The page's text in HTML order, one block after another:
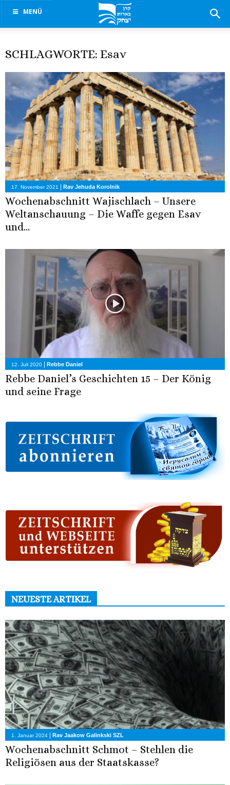
MENÜ
SCHLAGWORTE: Esav
17. November 2021 Rav Jehuda Korolnik
Wochenabschnitt Wajischlach – Unsere
Weltanschauung – Die Waffe gegen Esav
und...
12. Juli 2020 | Rebbe Daniel
Rebbe Daniel’s Geschichten 15 – Der König
und seine Frage
NEUESTE ARTIKEL
1. Januar 2024 | Rav Jaakow Galinkski SZL
Wochenabschnitt Schmot – Stehlen die
Religiösen aus der Staatskasse?